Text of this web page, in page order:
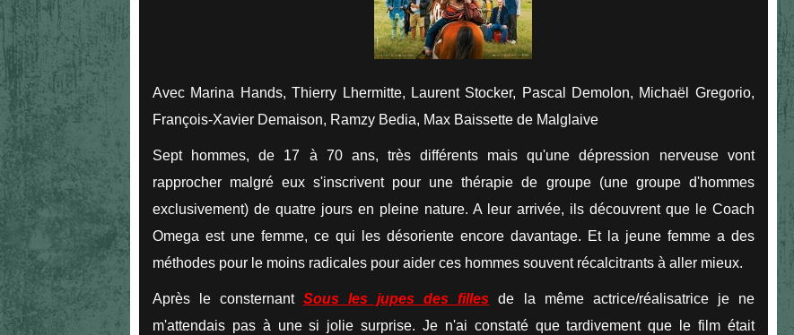
Avec Marina Hands, Thierry Lhermitte, Laurent Stocker, Pascal Demolon, Michaël Gregorio,
François-Xavier Demaison, Ramzy Bedia, Max Baissette de Malglaive
Sept hommes, de 17 à 70 ans, très différents mais qu'une dépression nerveuse vont
rapprocher malgré eux s'inscrivent pour une thérapie de groupe (une groupe d'hommes
exclusivement) de quatre jours en pleine nature. A leur arrivée, ils découvrent que le Coach
Omega est une femme, ce qui les désoriente encore davantage. Et la jeune femme a des
méthodes pour le moins radicales pour aider ces hommes souvent récalcitrants à aller mieux.
Après le consternantSous les jupes des filles de la même actrice/réalisatrice je ne
m'attendais pas à une si jolie surprise. Je n'ai constaté que tardivement que le film était